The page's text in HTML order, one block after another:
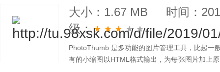
大小：1.67 MB
时间：
级：
PhotoThumb 是多功能的图片管理工具，比起一
有的小缩图以HTML格式输出，为每张图片加上